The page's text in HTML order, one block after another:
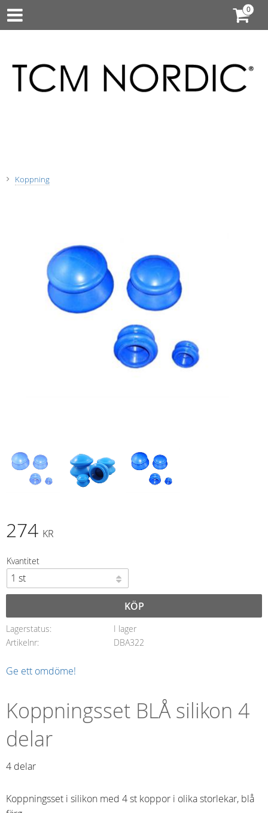
Koppning
274 KR
Kvantitet
KÖP
Lagerstatus
I lager
Artikelnr
DBA322
Ge ett omdöme!
Koppningsset BLÅ silikon 4
delar
4 delar
Koppningsset i silikon med 4 st koppor i olika storlekar, blå